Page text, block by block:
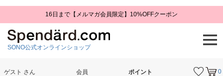
16日まで【メルマガ会員限定】10%OFFクーポン
SONO公式オンラインショップ
0
ゲスト さん 会員 ポイント